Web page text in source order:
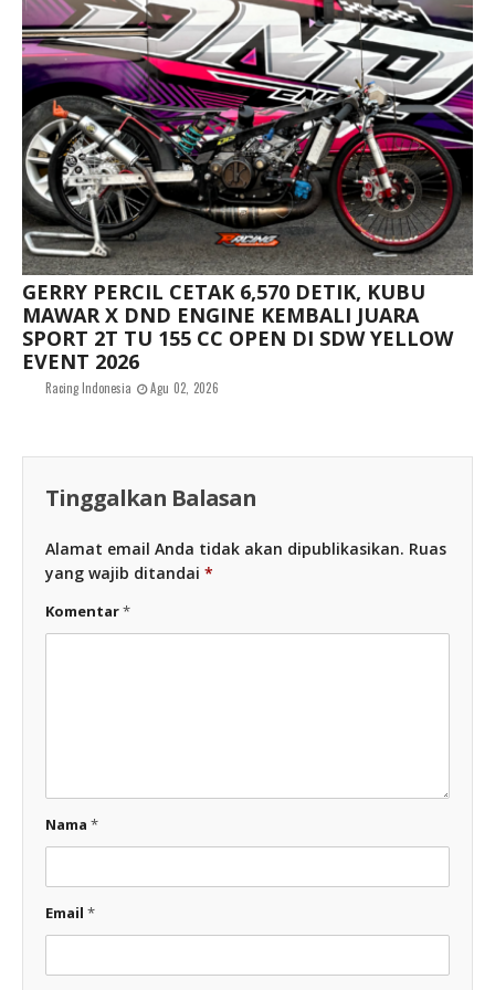
GERRY PERCIL CETAK 6,570 DETIK, KUBU
MAWAR X DND ENGINE KEMBALI JUARA
SPORT 2T TU 155 CC OPEN DI SDW YELLOW
EVENT 2026
Racing Indonesia Agu 02, 2026
Tinggalkan Balasan
Alamat email Anda tidak akan dipublikasikan. Ruas
yang wajib ditandai *
Komentar*
Nama *
Email *